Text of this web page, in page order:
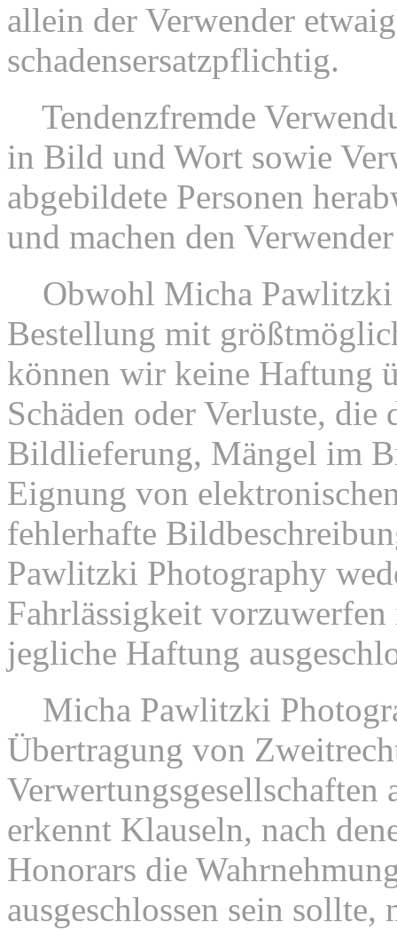
allein der Verwender
schadensersatzpflichtig.
Tendenzfremde
in Bild und Wort sowie
abgebildete Personen
und machen den
Obwohl Micha
Bestellung mit
können wir keine Haftung
Schäden oder Verluste, die
Bildlieferung, Mängel im
Eignung von
fehlerhafte
Pawlitzki Photography
Fahrlässigkeit
jegliche Haftung
Micha Pawlitzki
Übertragung von
erkennt Klauseln, nach
Honorars die
ausgeschlossen sein sollte,